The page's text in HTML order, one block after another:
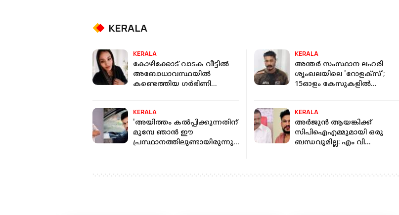
KERALA
KERALA
കോഴിക്കോട് വാടക വീട്ടില്‍
അബോധാവസ്ഥയില്‍
കണ്ടെത്തിയ ഗര്‍ഭിണി
KERALA
അന്തര്‍ സംസ്ഥാന ലഹരി
ശൃംഖലയിലെ 'റോളക്‌സ്';
15ഓളം കേസുകളില്‍
KERALA
'അയിത്തം കൽപ്പിക്കുന്നതിന്
മുമ്പേ ഞാൻ ഈ
പ്രസ്ഥാനത്തിലുണ്ടായിരുന്നു;
KERALA
അര്‍ജുന്‍ ആയങ്കിക്ക്
സിപിഐഎമ്മുമായി ഒരു
ബന്ധവുമില്ല: എം വി